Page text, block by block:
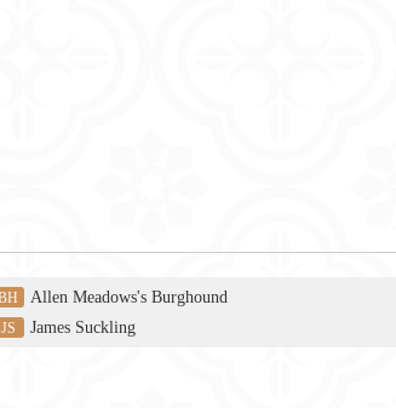
Allen Meadows's Burghound
JS James Suckling